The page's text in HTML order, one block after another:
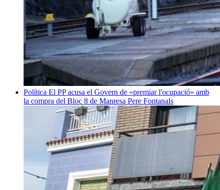
Política El PP acusa el Govern de «premiar l'ocupació» amb
la compra del Bloc 8 de Manresa Pere Fontanals